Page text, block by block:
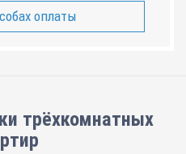
оплаты
трёхкомнатных